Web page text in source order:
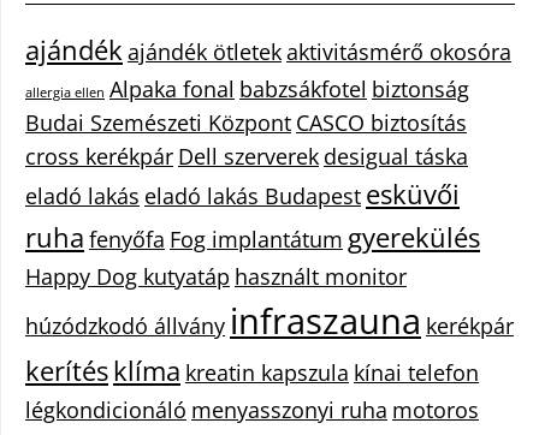
ajándékajándék ötletekaktivitásmérő okosóra
allergia ellen Alpaka fonal babzsákfotel biztonság
Budai Szemészeti Központ CASCO biztosítás
cross kerékpár Dell szerverek desigual táska
eladó lakás eladó lakás Budapest esküvői
ruha fenyőfa Fog implantátum gyerekülés
Happy Dog kutyatáp használt monitor
húzódzkodó állvány infraszauna kerékpár
kerítésklíma kreatin kapszula kínai telefon
légkondicionáló menyasszonyi ruha motoros